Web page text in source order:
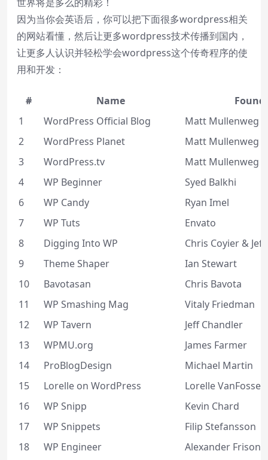
因为当你会英语后，你可以把下面很多wordpress相关
的网站看懂，然后让更多wordpress技术传播到国内，
让更多人认识并轻松学会wordpress这个传奇程序的使
用和开发：
# Name
1
WordPress Official Blog
Matt Mullenweg
2
WordPress Planet
Matt Mullenweg
3
WordPress.tv
Matt Mullenweg
4
WP Beginner
Syed Balkhi
6
WP Candy
Ryan Imel
7
WP Tuts
Envato
8
Digging Into WP
Chris Coyier &
9
Theme Shaper
Ian Stewart
10
Bavotasan
Chris Bavota
11
WP Smashing Mag
Vitaly Friedman
12
WP Tavern
Jeff Chandler
13
WPMU.org
James Farmer
14
ProBlogDesign
Michael Martin
15
Lorelle on WordPress
Lorelle VanFossen
16
WP Snipp
Kevin Chard
17
WP Snippets
Filip Stefansson
18
WP Engineer
Alexander Frison